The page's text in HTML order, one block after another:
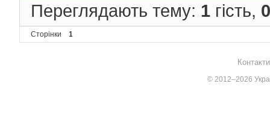
Переглядають тему: 1 гість, 0
Сторінки 1
© 2012–2026